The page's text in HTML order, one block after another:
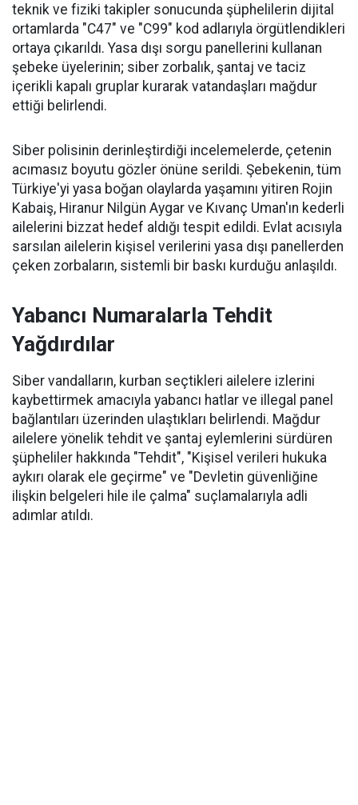
teknik ve fiziki takipler sonucunda şüphelilerin dijital
ortamlarda "C47" ve "C99" kod adlarıyla örgütlendikleri
ortaya çıkarıldı. Yasa dışı sorgu panellerini kullanan
şebeke üyelerinin; siber zorbalık, şantaj ve taciz
içerikli kapalı gruplar kurarak vatandaşları mağdur
ettiği belirlendi.
Siber polisinin derinleştirdiği incelemelerde, çetenin
acımasız boyutu gözler önüne serildi. Şebekenin, tüm
Türkiye'yi yasa boğan olaylarda yaşamını yitiren Rojin
Kabaiş, Hiranur Nilgün Aygar ve Kıvanç Uman'ın kederli
ailelerini bizzat hedef aldığı tespit edildi. Evlat acısıyla
sarsılan ailelerin kişisel verilerini yasa dışı panellerden
çeken zorbaların, sistemli bir baskı kurduğu anlaşıldı.
Yabancı Numaralarla Tehdit
Yağdırdılar
Siber vandalların, kurban seçtikleri ailelere izlerini
kaybettirmek amacıyla yabancı hatlar ve illegal panel
bağlantıları üzerinden ulaştıkları belirlendi. Mağdur
ailelere yönelik tehdit ve şantaj eylemlerini sürdüren
şüpheliler hakkında "Tehdit", "Kişisel verileri hukuka
aykırı olarak ele geçirme" ve "Devletin güvenliğine
ilişkin belgeleri hile ile çalma" suçlamalarıyla adli
adımlar atıldı.